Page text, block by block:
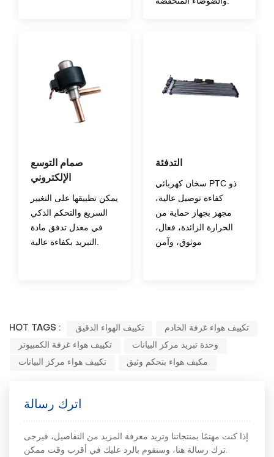
صمام التوسع
الإلكتروني
يمكن تطبيقها على التغيير
السريع والتحكم الذكي
في معدل تدفق مادة
التدفئة
سخان كهربائي PTC ذو
كفاءة توصيل عالية،
مجهز بجهاز حماية من
الحرارة الزائدة، فعال،
موثوق، وآمن
HOT TAGS : تكييف الهواء الدقيق تكييف هواء غرفة الخادم
تكييف هواء غرفة الكمبيوتر وحدة تبريد مركز البيانات
تكييف هواء مركز البيانات مكيف هواء بتحكم وثيق
اترك رسالة
إذا كنت مهتمًا بمنتجاتنا وتريد معرفة المزيد من التفاصيل، فيرجى
ترك رسالة هنا، وسنقوم بالرد عليك في أقرب وقت ممكن.